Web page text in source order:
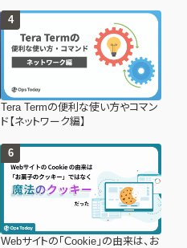
Tera Termの便利な使い方やコマン
ド【ネットワーク編】
Webサイトの「Cookie」の由来は、お